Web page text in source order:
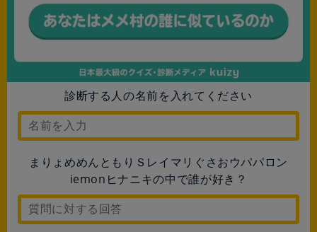
診断する人の名前を入れてください
まりょめめんともりＳレイマリぐさおウパパロン
iemonヒナニキの中で誰が好き？